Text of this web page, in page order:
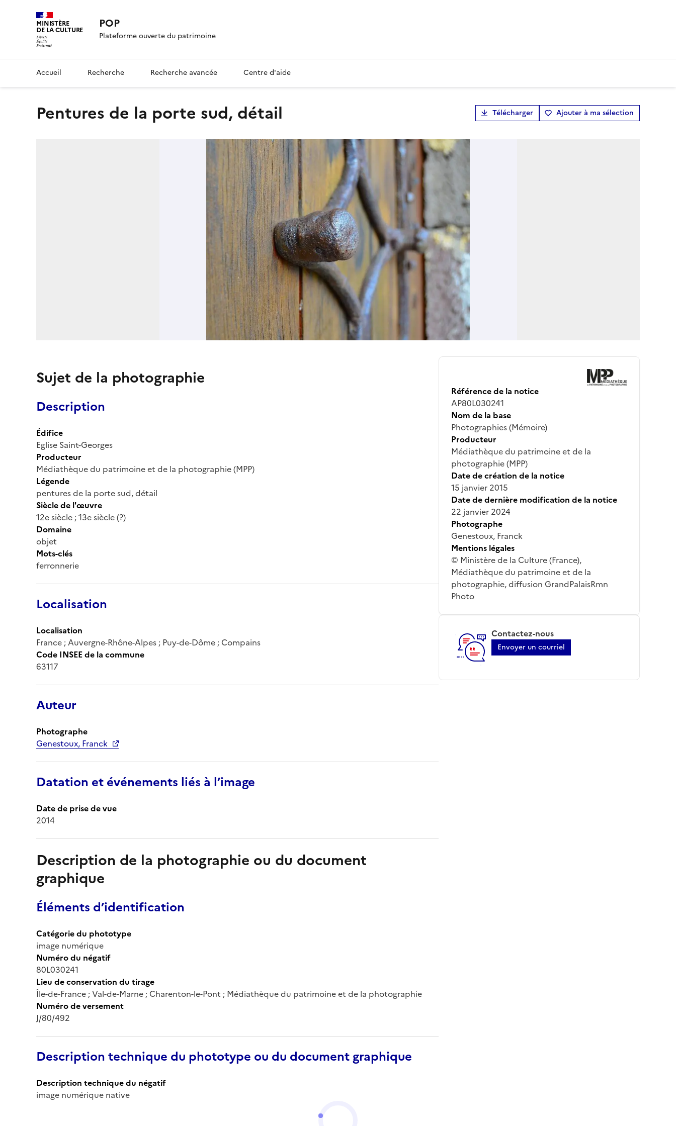
MINISTÈRE
DE LA CULTURE POP
Plateforme ouverte du patrimoine
Accueil Recherche Recherche avancée Centre d'aide
pentures de la porte sud, détail Télécharger Ajouter à ma sélection
Sujet de la photographie
Description
Édifice
Eglise Saint-Georges
Producteur
Médiathèque du patrimoine et de la photographie (MPP)
Légende
pentures de la porte sud, détail
Siècle de l'œuvre
12e siècle ; 13e siècle (?)
Domaine
objet
Mots-clés
ferronnerie
Localisation
Localisation
France ; Auvergne-Rhône-Alpes ; Puy-de-Dôme ; Compains
Code INSEE de la commune
63117
Auteur
Photographe
Genestoux, Franck
Datation et événements liés à l’image
Date de prise de vue
2014
Description de la photographie ou du document
graphique
Éléments d’identification
Catégorie du phototype
image numérique
Numéro du négatif
80L030241
Lieu de conservation du tirage
Île-de-France ; Val-de-Marne ; Charenton-le-Pont ; Médiathèque du patrimoine et de la photographie
Numéro de versement
J/80/492
Description technique du phototype ou du document graphique
Description technique du négatif
image numérique native
Référence de la notice
AP80L030241
Nom de la base
Photographies (Mémoire)
Producteur
Médiathèque du patrimoine et de la
photographie (MPP)
Date de création de la notice
15 janvier 2015
Date de dernière modification de la notice
22 janvier 2024
Photographe
Genestoux, Franck
Mentions légales
© Ministère de la Culture (France),
Médiathèque du patrimoine et de la
photographie, diffusion GrandPalaisRmn
Photo
Contactez-nous
Envoyer un courriel